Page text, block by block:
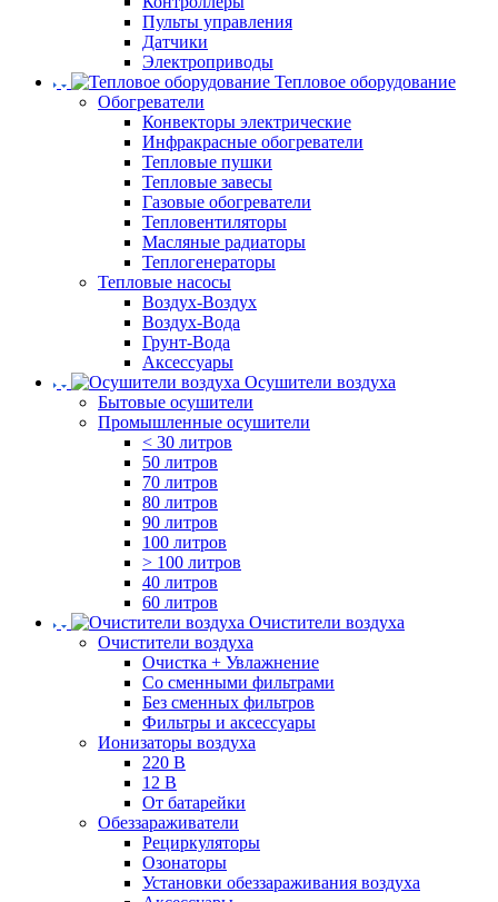
Пульты управления
Датчики
Электроприводы
Тепловое оборудование
Обогреватели
Конвекторы электрические
Инфракрасные обогреватели
Тепловые пушки
Тепловые завесы
Газовые обогреватели
Тепловентиляторы
Масляные радиаторы
Теплогенераторы
Тепловые насосы
Воздух-Воздух
Воздух-Вода
Грунт-Вода
Аксессуары
Осушители воздуха
Бытовые осушители
Промышленные осушители
< 30 литров
50 литров
70 литров
80 литров
90 литров
100 литров
> 100 литров
40 литров
60 литров
Очистители воздуха
Очистители воздуха
Очистка + Увлажнение
Cо сменными фильтрами
Без сменных фильтров
Фильтры и аксессуары
Ионизаторы воздуха
220 В
12 В
От батарейки
Обеззараживатели
Рециркуляторы
Озонаторы
Установки обеззараживания воздуха